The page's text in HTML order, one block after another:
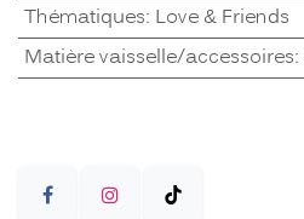
Thématiques: Love & Friends
Matière vaisselle/accessoires: